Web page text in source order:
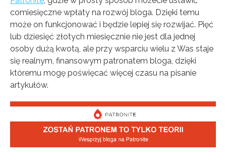
comiesięczne wpłaty na rozwój bloga. Dzięki temu
może on funkcjonować i będzie lepiej się rozwijać. Pięć
lub dziesięć złotych miesięcznie nie jest dla jednej
osoby dużą kwotą, ale przy wsparciu wielu z Was staje
się realnym, finansowym patronatem bloga, dzięki
któremu mogę poświęcać więcej czasu na pisanie
artykułów.